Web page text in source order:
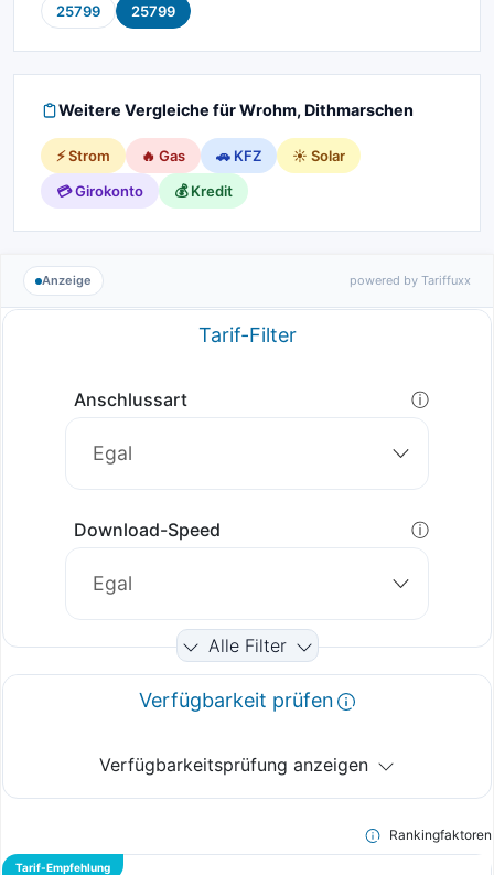
25799 25799
Weitere Vergleiche für Wrohm, Dithmarschen
⚡ Strom 🔥 Gas 🚗 KFZ
☀️ Solar
💳 Girokonto
💰 Kredit
Anzeige powered by Tariffuxx